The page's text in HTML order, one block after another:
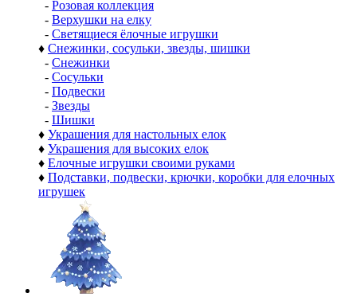
- Розовая коллекция
- Верхушки на елку
- Светящиеся ёлочные игрушки
♦ Снежинки, сосульки, звезды, шишки
- Снежинки
- Сосульки
- Подвески
- Звезды
- Шишки
♦ Украшения для настольных елок
♦ Украшения для высоких елок
♦ Елочные игрушки своими руками
♦ Подставки, подвески, крючки, коробки для елочных
игрушек